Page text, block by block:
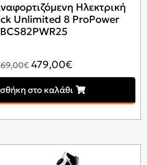
Ηλεκτρική
Unlimited 8 ProPower
BCS82PWR25
€ Original
price
was:
479,00€Η
τρέχουσα
τιμή
στο καλάθι